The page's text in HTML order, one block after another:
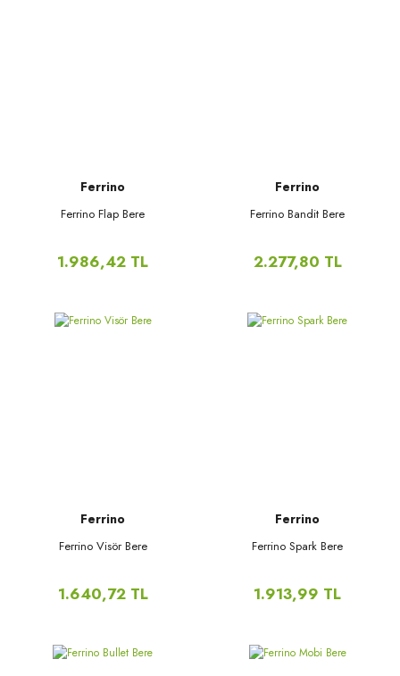
Ferrino
Ferrino Flap Bere
1.986,42 TL
Ferrino
Ferrino Bandit Bere
2.277,80 TL
Ferrino
Ferrino Visör Bere
1.640,72 TL
Ferrino
Ferrino Spark Bere
1.913,99 TL